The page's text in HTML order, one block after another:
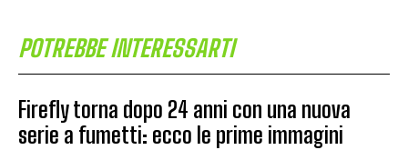
POTREBBE INTERESSARTI
Firefly torna dopo 24 anni con una nuova
serie a fumetti: ecco le prime immagini